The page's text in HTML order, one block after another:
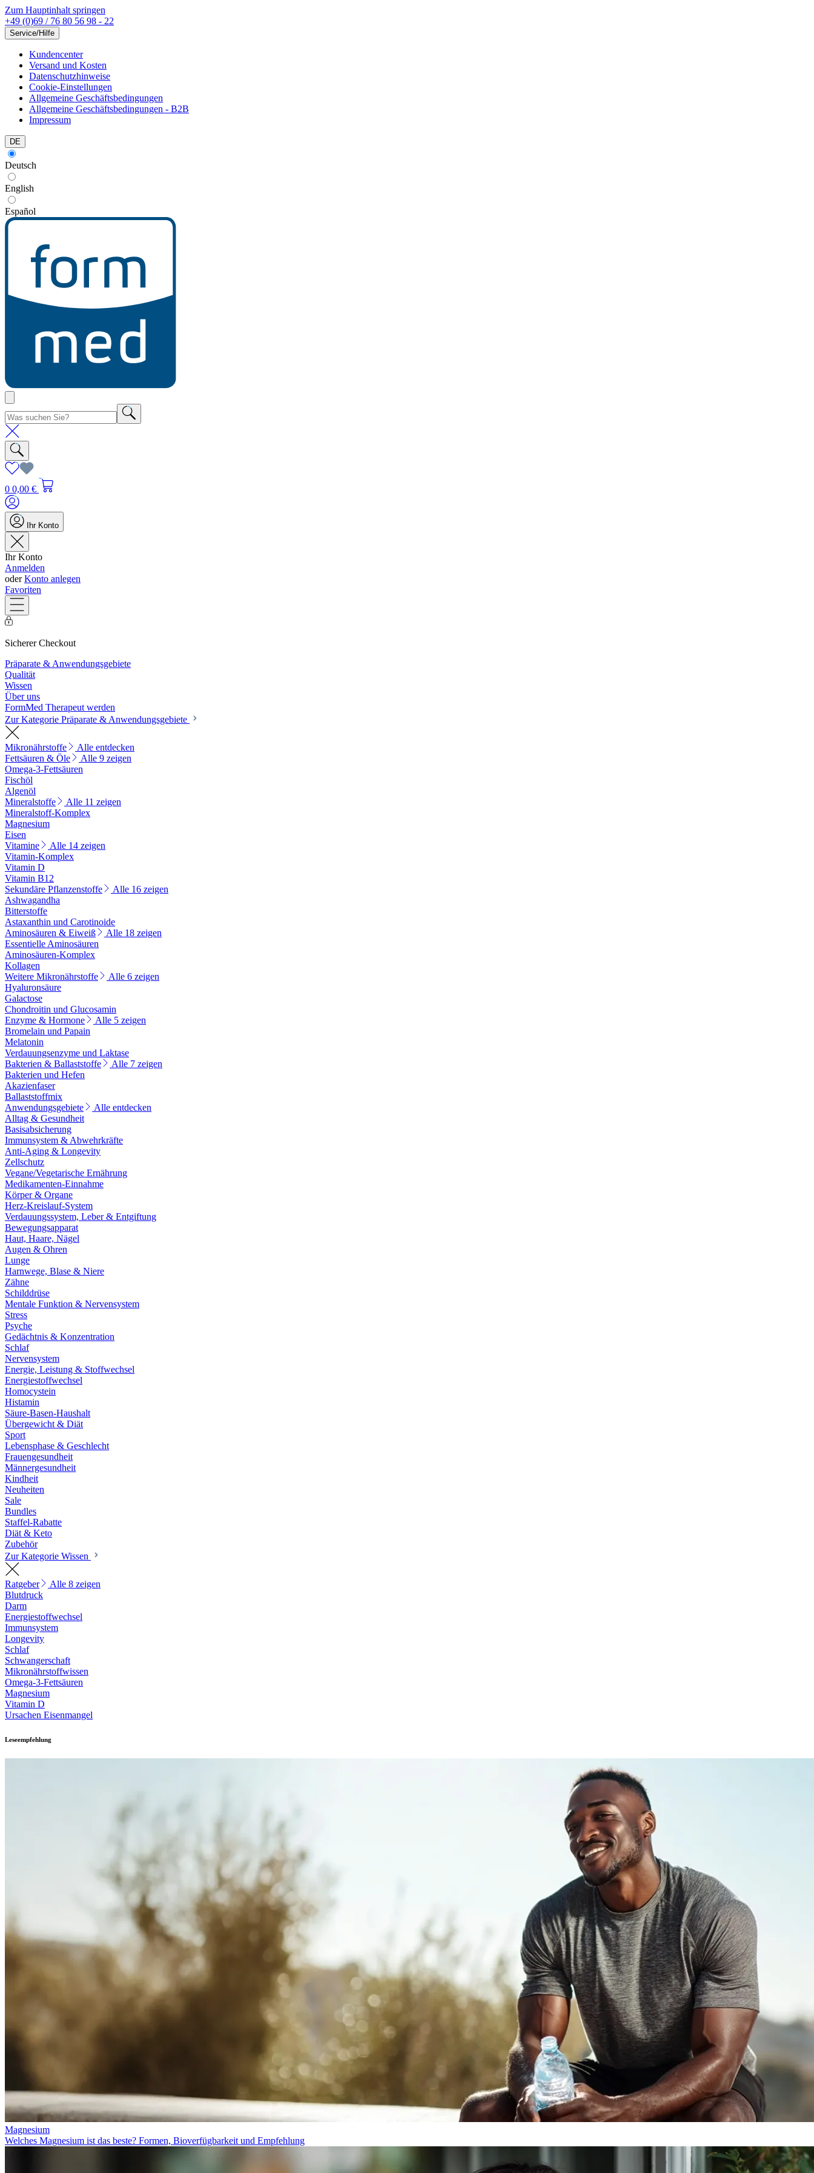
Zum Hauptinhalt springen
+49 (0)69 / 76 80 56 98 - 22
Service/Hilfe
Kundencenter
Versand und Kosten
Datenschutzhinweise
Cookie-Einstellungen
Allgemeine Geschäftsbedingungen
Allgemeine Geschäftsbedingungen - B2B
Impressum
DE
Deutsch
English
Español
0 0,00 €
Ihr Konto
Ihr Konto
Anmelden
oderKonto anlegen
Favoriten
Sicherer Checkout
Präparate & Anwendungsgebiete
Qualität
Wissen
Über uns
FormMed Therapeut werden
Zur Kategorie Präparate & Anwendungsgebiete
Mikronährstoffe
Alle entdecken
Fettsäuren & Öle
Alle 9 zeigen
Omega-3-Fettsäuren
Fischöl
Algenöl
Mineralstoffe
Alle 11 zeigen
Mineralstoff-Komplex
Magnesium
Eisen
Vitamine
Alle 14 zeigen
Vitamin-Komplex
Vitamin D
Vitamin B12
Sekundäre Pflanzenstoffe
Alle 16 zeigen
Ashwagandha
Bitterstoffe
Astaxanthin und Carotinoide
Aminosäuren & Eiweiß
Alle 18 zeigen
Essentielle Aminosäuren
Aminosäuren-Komplex
Kollagen
Weitere Mikronährstoffe
Alle 6 zeigen
Hyaluronsäure
Galactose
Chondroitin und Glucosamin
Enzyme & Hormone
Alle 5 zeigen
Bromelain und Papain
Melatonin
Verdauungsenzyme und Laktase
Bakterien & Ballaststoffe
Alle 7 zeigen
Bakterien und Hefen
Akazienfaser
Ballaststoffmix
Anwendungsgebiete
Alle entdecken
Alltag & Gesundheit
Basisabsicherung
Immunsystem & Abwehrkräfte
Anti-Aging & Longevity
Zellschutz
Vegane/Vegetarische Ernährung
Medikamenten-Einnahme
Körper & Organe
Herz-Kreislauf-System
Verdauungssystem, Leber & Entgiftung
Bewegungsapparat
Haut, Haare, Nägel
Augen & Ohren
Lunge
Harnwege, Blase & Niere
Zähne
Schilddrüse
Mentale Funktion & Nervensystem
Stress
Psyche
Gedächtnis & Konzentration
Schlaf
Nervensystem
Energie, Leistung & Stoffwechsel
Energiestoffwechsel
Homocystein
Histamin
Säure-Basen-Haushalt
Übergewicht & Diät
Sport
Lebensphase & Geschlecht
Frauengesundheit
Männergesundheit
Kindheit
Neuheiten
Sale
Bundles
Staffel-Rabatte
Diät & Keto
Zubehör
Zur Kategorie Wissen
Ratgeber
Alle 8 zeigen
Blutdruck
Darm
Energiestoffwechsel
Immunsystem
Longevity
Schlaf
Schwangerschaft
Mikronährstoffwissen
Omega-3-Fettsäuren
Magnesium
Vitamin D
Ursachen Eisenmangel
Leseempfehlung
Magnesium
Welches Magnesium ist das beste? Formen, Bioverfügbarkeit und Empfehlung